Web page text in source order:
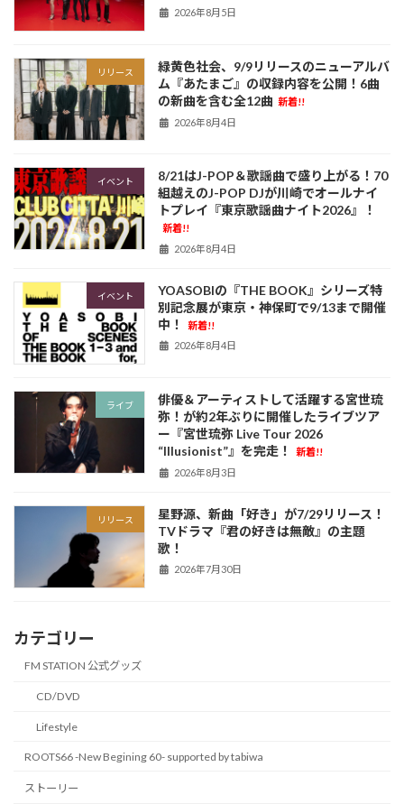
2026年8月5日
リリース
緑黄色社会、9/9リリースのニューアルバ
ム『あたまご』の収録内容を公開！6曲
の新曲を含む全12曲 新着!!
2026年8月4日
イベント
8/21はJ-POP＆歌謡曲で盛り上がる！70
組越えのJ-POP DJが川崎でオールナイ
トプレイ『東京歌謡曲ナイト2026』！
新着!!
2026年8月4日
イベント
YOASOBIの『THE BOOK』シリーズ特
別記念展が東京・神保町で9/13まで開催
中！
新着!!
2026年8月4日
ライブ
俳優＆アーティストして活躍する宮世琉
弥！が約2年ぶりに開催したライブツア
ー『宮世琉弥 Live Tour 2026
“Illusionist”』を完走！
新着!!
2026年8月3日
リリース
星野源、新曲「好き」が7/29リリース！
TVドラマ『君の好きは無敵』の主題
歌！
2026年7月30日
カテゴリー
FM STATION 公式グッズ
CD/DVD
Lifestyle
ROOTS66 -New Begining 60- supported by tabiwa
ストーリー